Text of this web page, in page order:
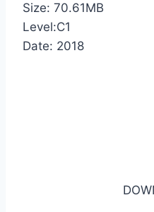
Size: 70.61MB
Level:C1
Date: 2018